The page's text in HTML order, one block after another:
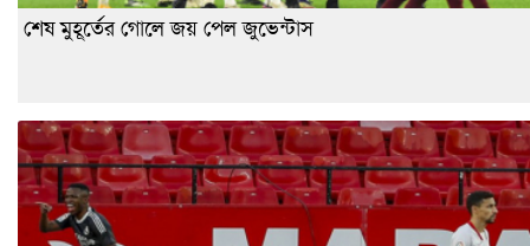
শেষ মুহূর্তের গোলে জয় পেল জুভেন্টাস